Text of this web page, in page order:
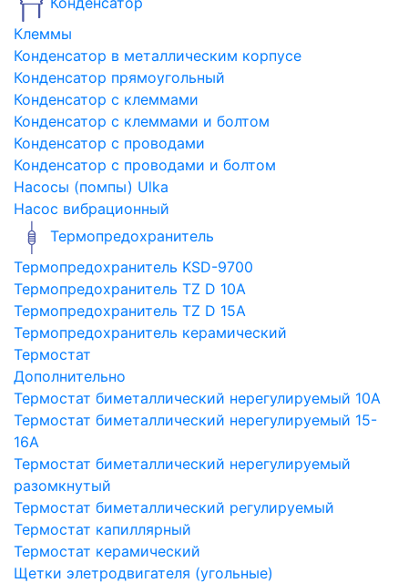
Клеммы
Конденсатор в металлическим корпусе
Конденсатор прямоугольный
Конденсатор с клеммами
Конденсатор с клеммами и болтом
Конденсатор с проводами
Конденсатор с проводами и болтом
Насосы (помпы) Ulka
Насос вибрационный
Термопредохранитель
Термопредохранитель KSD-9700
Термопредохранитель TZ D 10A
Термопредохранитель TZ D 15A
Термопредохранитель керамический
Термостат
Дополнительно
Термостат биметаллический нерегулируемый 10A
Термостат биметаллический нерегулируемый 15-
16A
Термостат биметаллический нерегулируемый
разомкнутый
Термостат биметаллический регулируемый
Термостат капиллярный
Термостат керамический
Щетки элетродвигателя (угольные)